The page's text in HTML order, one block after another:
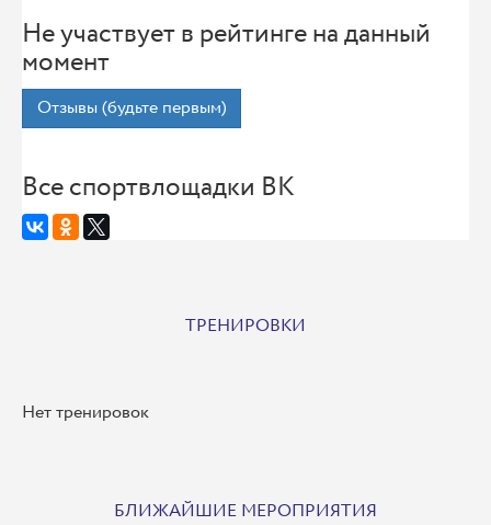
Не участвует в рейтинге на данный
момент
Отзывы (будьте первым)
Все спортвлощадки ВК
ТРЕНИРОВКИ
Нет тренировок
БЛИЖАЙШИЕ МЕРОПРИЯТИЯ